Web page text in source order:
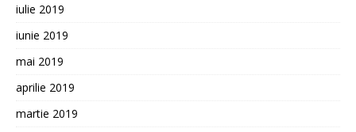
iulie 2019
iunie 2019
mai 2019
aprilie 2019
martie 2019